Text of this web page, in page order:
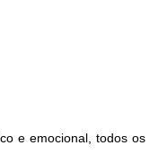
e emocional, todos os